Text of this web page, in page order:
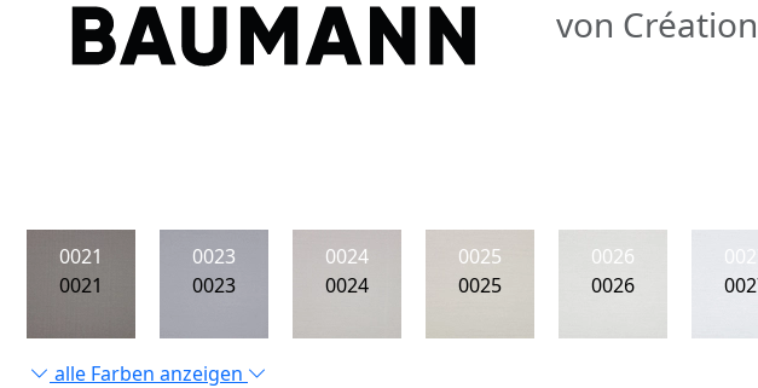
von
0021
0021
0023
0023
0024
0024
0025
0025
0026
0026
alle Farben anzeigen